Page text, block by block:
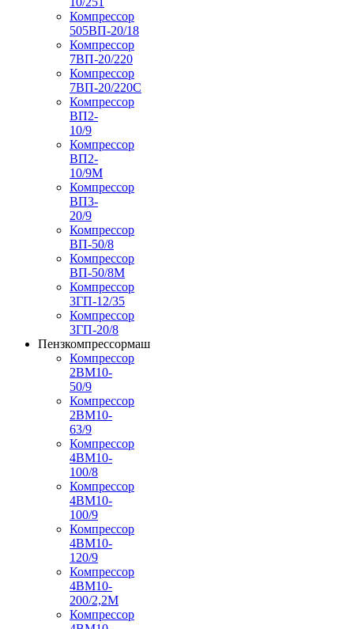
Компрессор
505ВП-20/18
Компрессор
7ВП-20/220
Компрессор
7ВП-20/220С
Компрессор
ВП2-
10/9
Компрессор
ВП2-
10/9М
Компрессор
ВП3-
20/9
Компрессор
ВП-50/8
Компрессор
ВП-50/8М
Компрессор
3ГП-12/35
Компрессор
3ГП-20/8
Пензкомпрессормаш
Компрессор
2ВМ10-
50/9
Компрессор
2ВМ10-
63/9
Компрессор
4ВМ10-
100/8
Компрессор
4ВМ10-
100/9
Компрессор
4ВМ10-
120/9
Компрессор
4ВМ10-
200/2,2М
Компрессор